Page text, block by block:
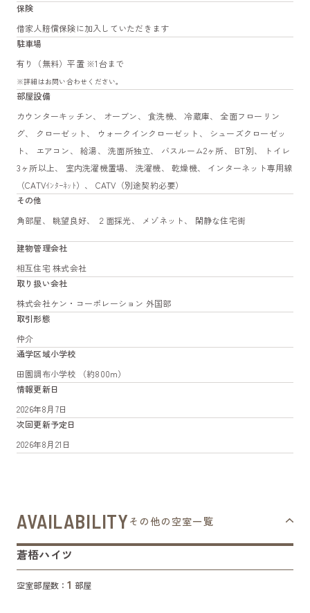
保険
借家人賠償保険に加入していただきます
駐車場
有り（無料）平置 ※1台まで
※詳細はお問い合わせください。
部屋設備
カウンターキッチン、 オーブン、 食洗機、 冷蔵庫、 全面フローリン
グ、 クローゼット、 ウォークインクローゼット、 シューズクローゼッ
ト、 エアコン、 給湯、 洗面所独立、 バスルーム2ヶ所、 BT別、 トイレ
3ヶ所以上、 室内洗濯機置場、 洗濯機、 乾燥機、 インターネット専用線
（CATVｲﾝﾀｰﾈｯﾄ）、 CATV（別途契約必要）
その他
角部屋、 眺望良好、 ２面採光、 メゾネット、 閑静な住宅街
建物管理会社
相互住宅 株式会社
取り扱い会社
株式会社ケン・コーポレーション 外国部
取引形態
仲介
通学区域小学校
田園調布小学校 （約800m）
情報更新日
2026年8月7日
次回更新予定日
2026年8月21日
AVAILABILITY その他の空室一覧
蒼梧ハイツ
空室部屋数：1 部屋